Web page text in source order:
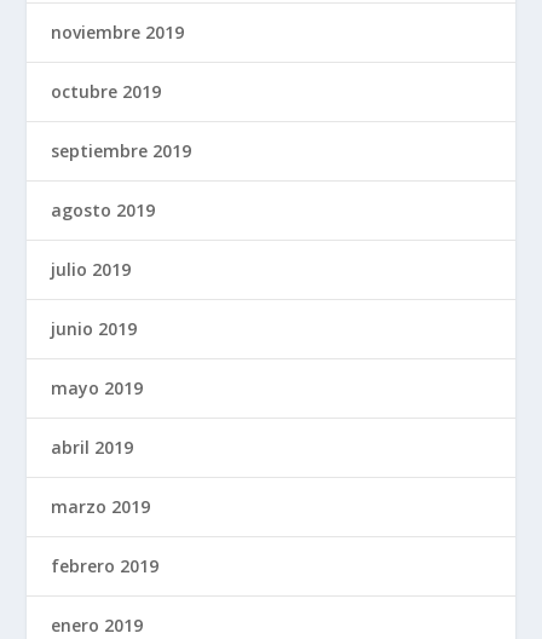
noviembre 2019
octubre 2019
septiembre 2019
agosto 2019
julio 2019
junio 2019
mayo 2019
abril 2019
marzo 2019
febrero 2019
enero 2019